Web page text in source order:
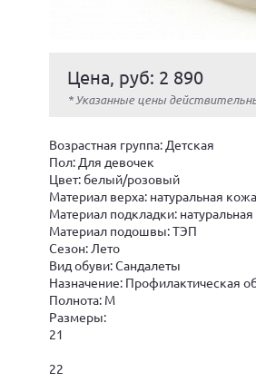
Цена, руб: 2 890
* Указанные цены
Возрастная группа: Детская
Пол: Для девочек
Цвет: белый/розовый
Материал верха: натуральная кожа
Материал подкладки:
Материал подошвы: ТЭП
Сезон: Лето
Вид обуви: Сандалеты
Назначение: Профилактическая
Полнота: M
Размеры:
21
22